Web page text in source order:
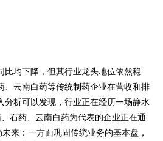
比均下降，但其行业龙头地位依然稳
、云南白药等传统制药企业在营收和排
分析可以发现，行业正在经历一场静水
石药、云南白药为代表的企业正在通
来：一方面巩固传统业务的基本盘，